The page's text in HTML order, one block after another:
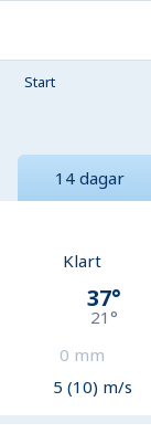
Start
14 dagar
Klart
37°
21°
0 mm
5 (10) m/s